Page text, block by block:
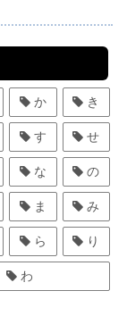
か き
す せ
な の
ま み
ら り
わ